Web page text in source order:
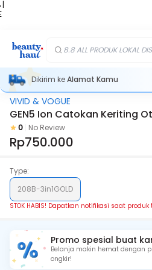
|
8.8 ALL PRODUK LOKAL
Dikirim keAlamat Kamu
Stok Habis
VIVID & VOGUE
GEN5 Ion Catokan Keriting
0 No Review
Rp750.000
Type:
208B-3in1GOLD
STOK HABIS! Dapatkan notifikasi saat produk
Promo spesial buat
Belanja makin hemat dengan
ongkir!